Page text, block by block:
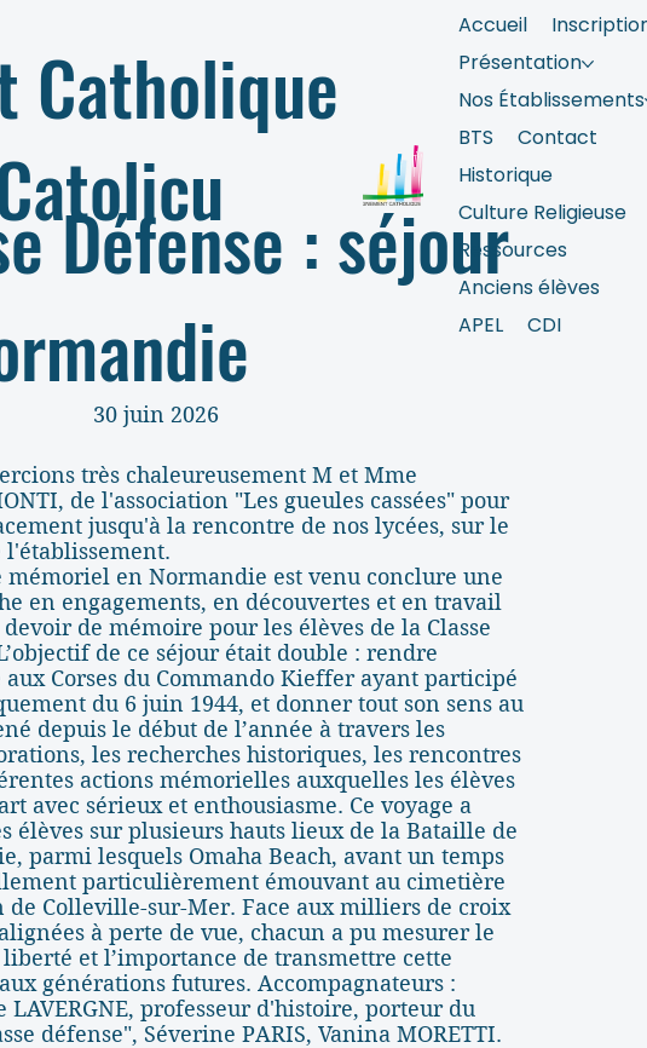
Catholique
Accueil
Présentation
Nos Établissements
BTS
Contact
Historique
Culture Religieuse
Ressources
Anciens élèves
APEL
CDI
Défense : séjour
30 juin 2026
très chaleureusement M et Mme
de l'association "Les gueules cassées" pour
jusqu'à la rencontre de nos lycées, sur le
l'établissement.
mémoriel en Normandie est venu conclure une
en engagements, en découvertes et en travail
de mémoire pour les élèves de la Classe
de ce séjour était double : rendre
aux Corses du Commando Kieffer ayant participé
du 6 juin 1944, et donner tout son sens au
depuis le début de l’année à travers les
les recherches historiques, les rencontres
actions mémorielles auxquelles les élèves
avec sérieux et enthousiasme. Ce voyage a
élèves sur plusieurs hauts lieux de la Bataille de
parmi lesquels Omaha Beach, avant un temps
particulièrement émouvant au cimetière
de Colleville-sur-Mer. Face aux milliers de croix
à perte de vue, chacun a pu mesurer le
et l’importance de transmettre cette
générations futures. Accompagnateurs :
LAVERGNE, professeur d'histoire, porteur du
défense", Séverine PARIS, Vanina MORETTI.